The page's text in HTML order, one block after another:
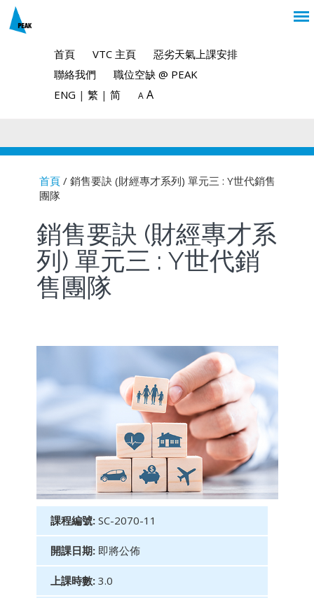
首頁 VTC 主頁
惡劣天氣上課安排
聯絡我們
職位空缺 @ PEAK
ENG | 繁 | 简 A A
You are here
首頁/ 銷售要訣 (財經專才系列) 單元三 : Y世代銷售
團隊
銷售要訣 (財經專才系
列) 單元三 : Y世代銷
售團隊
課程編號: SC-2070-11
開課日期: 即將公佈
上課時數: 3.0